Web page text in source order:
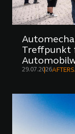
Treffpunkt
29.07.2026